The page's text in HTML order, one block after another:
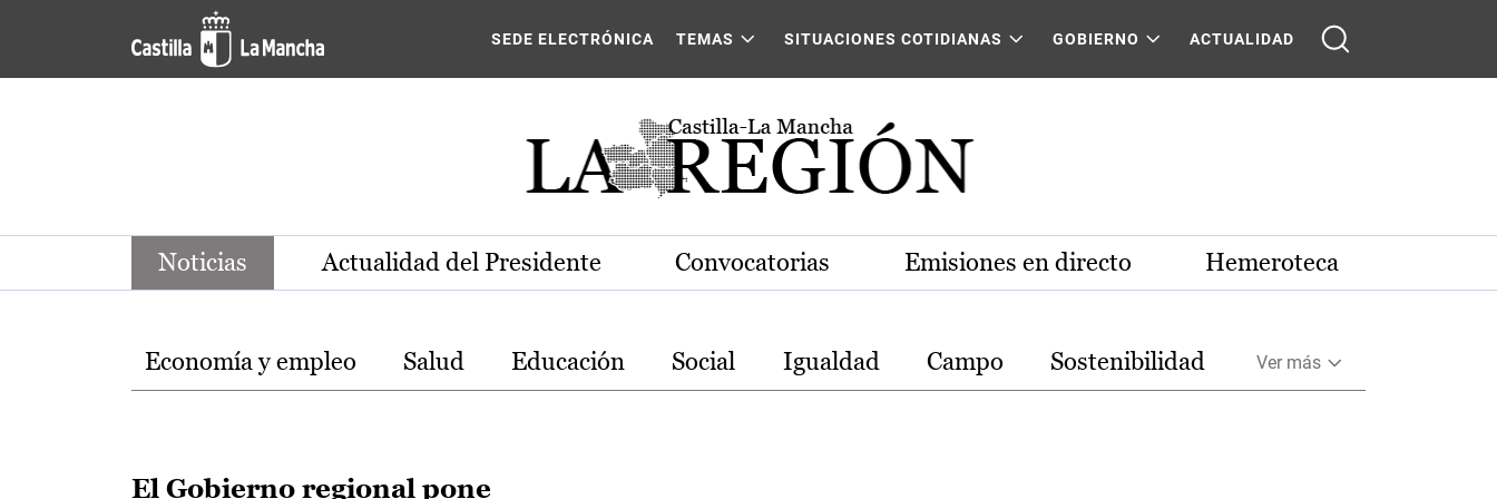
Pasar al contenido principal
Noticias de la región de Castilla-La Mancha
SEDE ELECTRÓNICA TEMAS SITUACIONES COTIDIANAS GOBIERNO ACTUALIDAD
Noticias Actualidad del Presidente Convocatorias Emisiones en directo Hemeroteca
Temas
Economía y empleo Salud Educación Social Igualdad Campo Sostenibilidad Ver más
El Gobierno regional pone